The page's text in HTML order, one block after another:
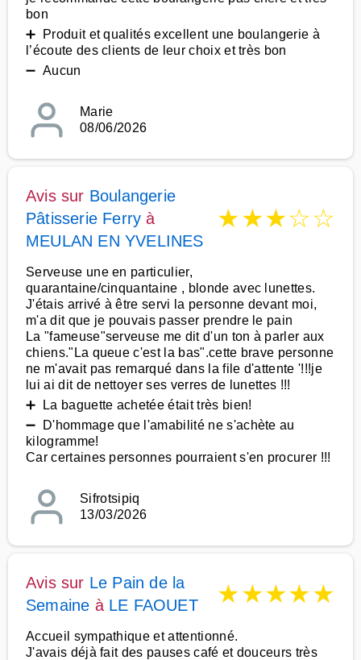
bon
➕ Produit et qualités excellent une boulangerie à
l’écoute des clients de leur choix et très bon
➖ Aucun
Marie
08/06/2026
Avis sur Boulangerie
Pâtisserie Ferry à
MEULAN EN YVELINES
★★★☆☆
Serveuse une en particulier,
quarantaine/cinquantaine , blonde avec lunettes.
J'étais arrivé à être servi la personne devant moi,
m'a dit que je pouvais passer prendre le pain
La "fameuse"serveuse me dit d'un ton à parler aux
chiens."La queue c'est la bas".cette brave personne
ne m'avait pas remarqué dans la file d'attente '!!!je
lui ai dit de nettoyer ses verres de lunettes !!!
➕ La baguette achetée était très bien!
➖ D'hommage que l'amabilité ne s'achète au
kilogramme!
Car certaines personnes pourraient s'en procurer !!!
Sifrotsipiq
13/03/2026
Avis sur Le Pain de la
Semaine à LE FAOUET ★★★★★
Accueil sympathique et attentionné.
J'avais déjà fait des pauses café et douceurs très